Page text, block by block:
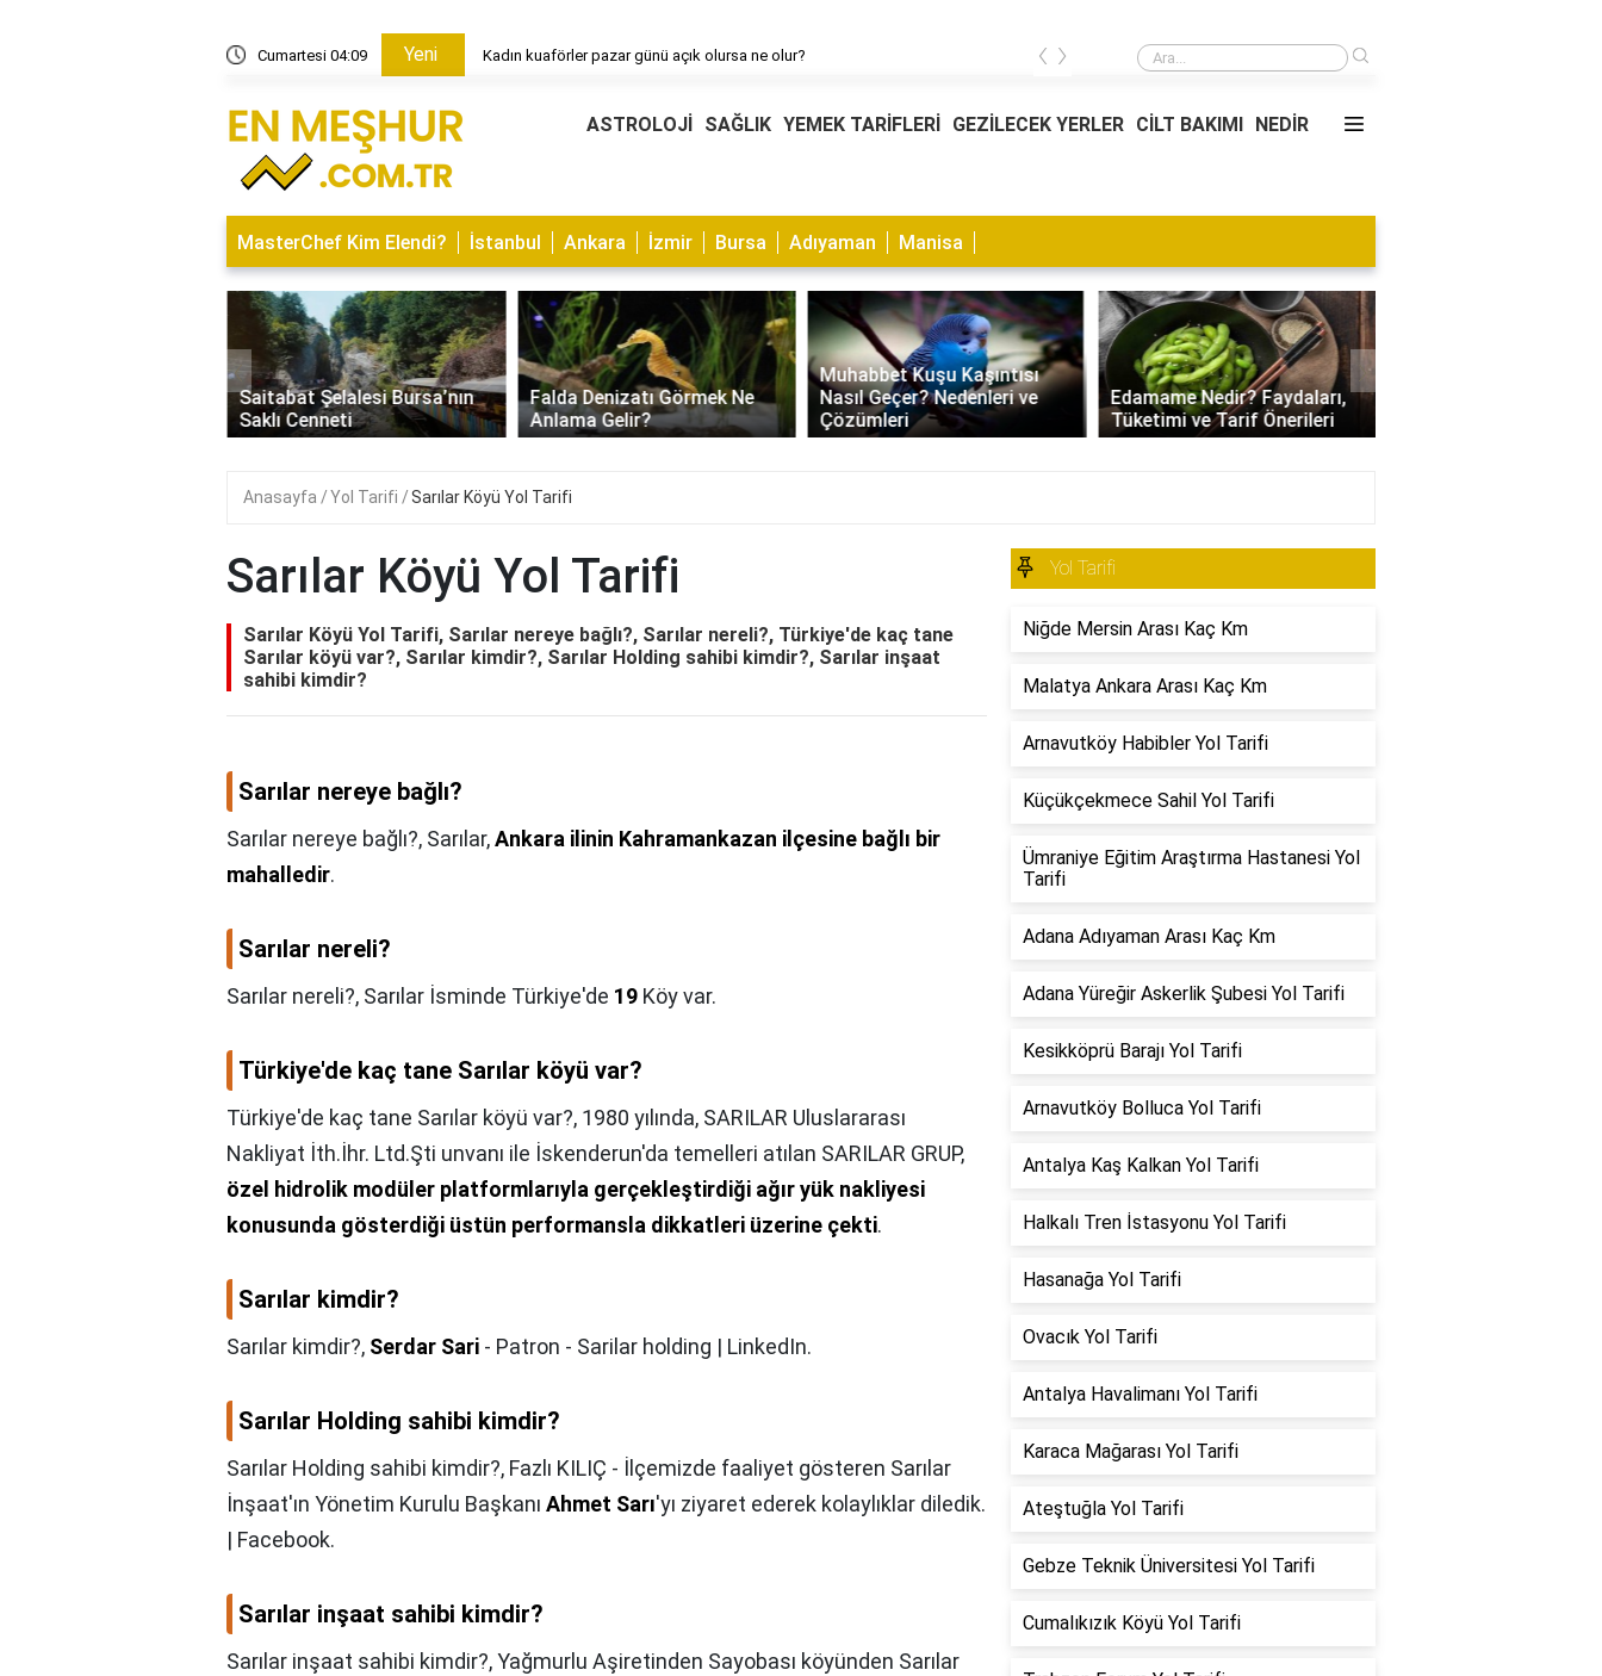
Cumartesi 04:09 Yeni Kadın kuaförler pazar günü açık olursa ne olur? Kadın kuaförler pazar günü açık olursa ne olur?
‹ ›
ASTROLOJİ SAĞLIK YEMEK TARİFLERİ GEZİLECEK YERLER CİLT BAKIMI NEDİR
MasterChef Kim Elendi? İstanbul Ankara İzmir Bursa Adıyaman Manisa
Saitabat Şelalesi Bursa’nın
Saklı Cenneti
Falda Denizatı Görmek Ne
Anlama Gelir?
Muhabbet Kuşu Kaşıntısı
Nasıl Geçer? Nedenleri ve
Çözümleri
Edamame Nedir? Faydaları,
Tüketimi ve Tarif Önerileri
‹ ›
Anasayfa Yol Tarifi Sarılar Köyü Yol Tarifi
Sarılar Köyü Yol Tarifi
Sarılar Köyü Yol Tarifi, Sarılar nereye bağlı?, Sarılar nereli?, Türkiye'de kaç tane
Sarılar köyü var?, Sarılar kimdir?, Sarılar Holding sahibi kimdir?, Sarılar inşaat
sahibi kimdir?
Sarılar nereye bağlı?
Sarılar nereye bağlı?, Sarılar,Ankara ilinin Kahramankazan ilçesine bağlı bir
mahalledir.
Sarılar nereli?
Sarılar nereli?, Sarılar İsminde Türkiye'de 19 Köy var.
Türkiye'de kaç tane Sarılar köyü var?
Türkiye'de kaç tane Sarılar köyü var?, 1980 yılında, SARILAR Uluslararası
Nakliyat İth.İhr. Ltd.Şti unvanı ile İskenderun'da temelleri atılan SARILAR GRUP,
özel hidrolik modüler platformlarıyla gerçekleştirdiği ağır yük nakliyesi
konusunda gösterdiği üstün performansla dikkatleri üzerine çekti.
Sarılar kimdir?
Sarılar kimdir?, Serdar Sari - Patron - Sarilar holding | LinkedIn.
Sarılar Holding sahibi kimdir?
Sarılar Holding sahibi kimdir?, Fazlı KILIÇ - İlçemizde faaliyet gösteren Sarılar
İnşaat'ın Yönetim Kurulu Başkanı Ahmet Sarı'yı ziyaret ederek kolaylıklar diledik.
| Facebook.
Sarılar inşaat sahibi kimdir?
Sarılar inşaat sahibi kimdir?,Yağmurlu Aşiretinden Sayobası köyünden Sarılar
Yol Tarifi
Niğde Mersin Arası Kaç Km
Malatya Ankara Arası Kaç Km
Arnavutköy Habibler Yol Tarifi
Küçükçekmece Sahil Yol Tarifi
Ümraniye Eğitim Araştırma Hastanesi Yol
Tarifi
Adana Adıyaman Arası Kaç Km
Adana Yüreğir Askerlik Şubesi Yol Tarifi
Kesikköprü Barajı Yol Tarifi
Arnavutköy Bolluca Yol Tarifi
Antalya Kaş Kalkan Yol Tarifi
Halkalı Tren İstasyonu Yol Tarifi
Hasanağa Yol Tarifi
Ovacık Yol Tarifi
Antalya Havalimanı Yol Tarifi
Karaca Mağarası Yol Tarifi
Ateştuğla Yol Tarifi
Gebze Teknik Üniversitesi Yol Tarifi
Cumalıkızık Köyü Yol Tarifi